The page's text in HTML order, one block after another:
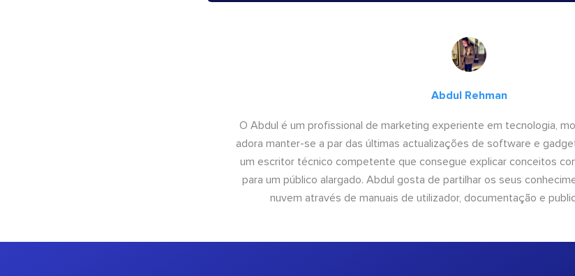
Abdul Rehman
O Abdul é um profissional de marketing experiente em tecnologia,
adora manter-se a par das últimas actualizações de software e
um escritor técnico competente que consegue explicar conceitos
para um público alargado. Abdul gosta de partilhar os seus
nuvem através de manuais de utilizador, documentação e